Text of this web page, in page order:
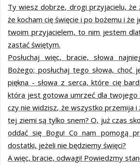
Ty wiesz dobrze, drogi przyjacielu, że
że kocham cię święcie i po bożemu i że
twoim przyjacielem, to nim jestem
zastać świętym.
Posłuchaj więc, bracie, słowa
Bożego; posłuchaj tego słowa, choć
piękna - słowa z serca, które cię
która jest gotowa umrzeć dla twojego
czy nie widzisz, że wszystko przemija i
tej ziemi są tylko snem? O, już czas
oddać się Bogu! Co nam pomogą
dostatki, jeżeli nie będziemy święci?
A więc, bracie, odwagi! Powiedzmy